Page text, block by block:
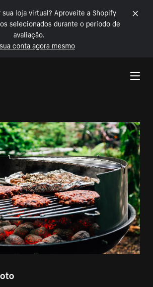
sua loja virtual? Aproveite a Shopify
selecionados durante o período de
avaliação.
conta agora mesmo